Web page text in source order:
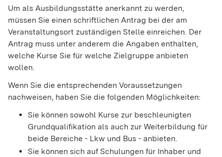
Um als Ausbildungsstätte anerkannt zu werden,
müssen Sie einen schriftlichen Antrag bei der am
Veranstaltungsort zuständigen Stelle einreichen. Der
Antrag muss unter anderem die Angaben enthalten,
welche Kurse Sie für welche Zielgruppe anbieten
wollen.
Wenn Sie die entsprechenden Voraussetzungen
nachweisen, haben Sie die folgenden Möglichkeiten:
Sie können sowohl Kurse zur beschleunigten
Grundqualifikation als auch zur Weiterbildung für
beide Bereiche - Lkw und Bus - anbieten.
Sie können sich auf Schulungen für Inhaber und